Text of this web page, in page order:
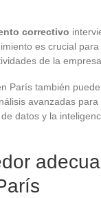
correctivo
es crucial
de la empresa.
París también
avanzadas
datos y la